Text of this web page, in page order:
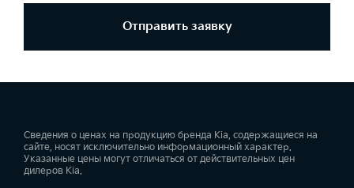
Отправить заявку
Сведения о ценах на продукцию бренда Kia, содержащиеся на
сайте, носят исключительно информационный характер.
Указанные цены могут отличаться от действительных цен
дилеров Kia.